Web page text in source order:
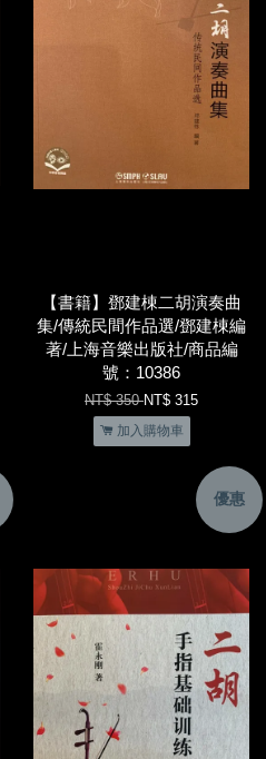
【書籍】鄧建棟二胡演奏曲
集/傳統民間作品選/鄧建棟編
著/上海音樂出版社/商品編
號：10386
NT$ 350NT$ 315
加入購物車
優惠